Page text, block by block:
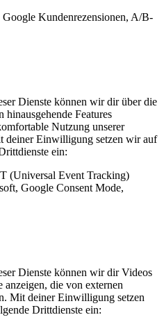
Kundenrezensionen, A/B-
Dienste können wir dir über die
hinausgehende Features
Nutzung unserer
deiner Einwilligung setzen wir auf
ein:
(Universal Event Tracking)
Google Consent Mode,
Dienste können wir dir Videos
anzeigen, die von externen
Mit deiner Einwilligung setzen
Drittdienste ein: